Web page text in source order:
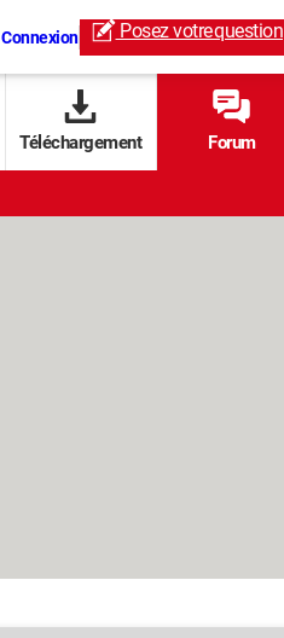
Connexion Posez votrequestion
Téléchargement Forum